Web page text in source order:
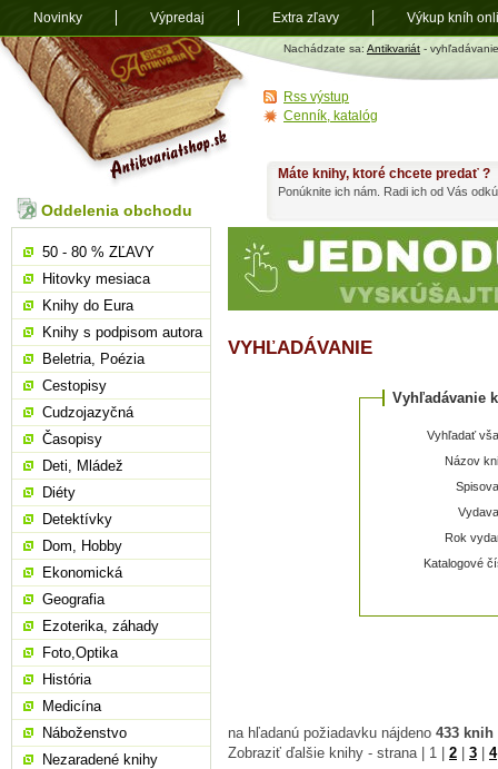
Antikvariát
shop.sk
Nachádzate sa: Antikvariát - vyhľadávanie
VYHĽADÁVANIE
Vyhľadávanie
Vyhľadať
Názov
Rok
Katalogové
na hľadanú požiadavku nájdeno 433 knih
Zobraziť ďalšie knihy - strana | 1 2 3 4
Máte knihy, ktoré chcete predať ?
Ponúknite ich nám. Radi ich od Vás
Oddelenia obchodu
50 - 80 % ZĽAVY
Hitovky mesiaca
Knihy do Eura
Knihy s podpisom autora
Beletria, Poézia
Cestopisy
Cudzojazyčná
Časopisy
Deti, Mládež
Diéty
Detektívky
Dom, Hobby
Ekonomická
Geografia
Ezoterika, záhady
Foto,Optika
História
Medicína
Náboženstvo
Nezaradené knihy
Rss výstup
Cenník, katalóg
Novinky Výpredaj Extra zľavy Výkup kníh